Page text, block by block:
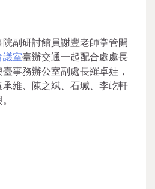
副研討館員謝豐老師掌管開
議室臺辦交通一起配合處處長
事務辦公室副處長羅卓娃，
維、陳之斌、石瑊、李屹軒